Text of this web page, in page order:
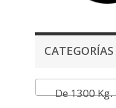
CATEGORÍAS
De 1300 Kg.